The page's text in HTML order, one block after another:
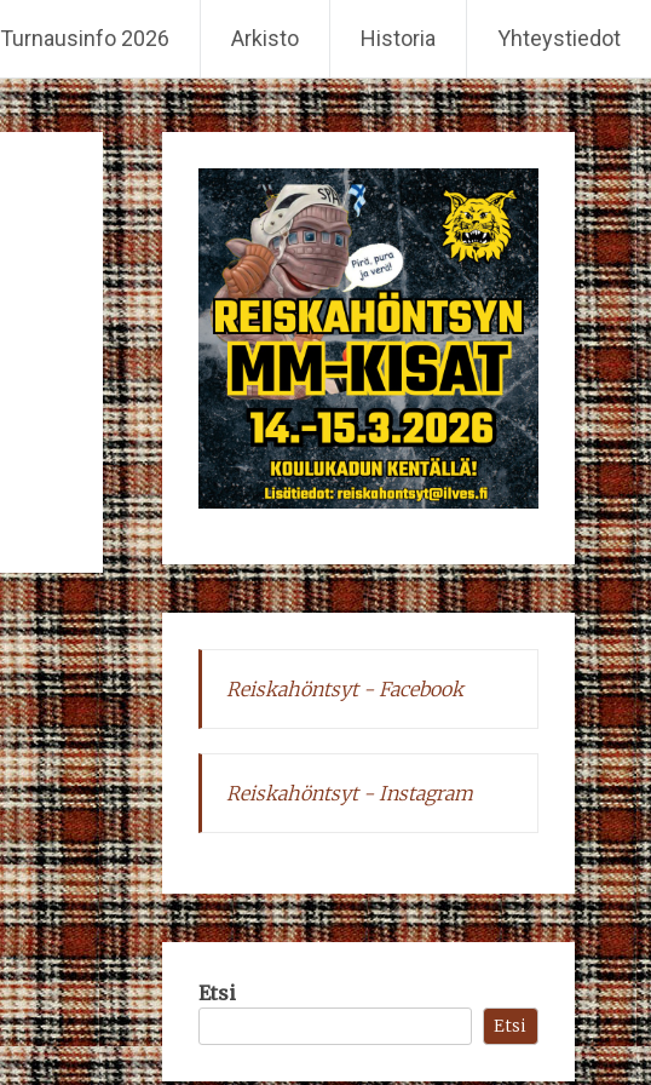
Turnausinfo 2026 Arkisto Historia Yhteystiedot
Reiskahöntsyt - Facebook
Reiskahöntsyt - Instagram
Etsi
Etsi